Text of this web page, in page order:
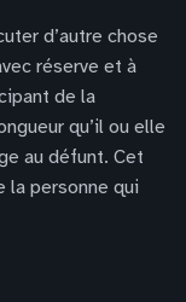
d’autre chose
réserve et à
de la
qu’il ou elle
au défunt. Cet
la personne qui